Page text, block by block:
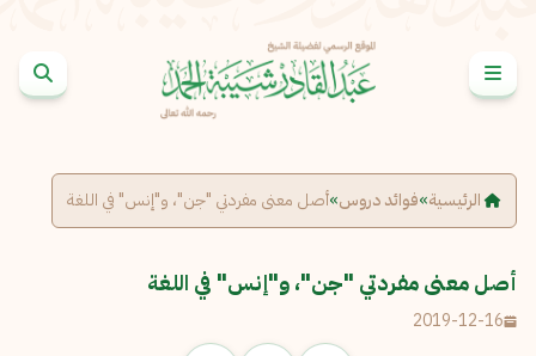
الرئيسية»فوائد دروس»أصل معنى مفردتي "جن"، و"إنس" في اللغة
أصل معنى مفردتي "جن"، و"إنس" في اللغة
2019-12-16
الإبلاغ عن مشكلة
الرسالة